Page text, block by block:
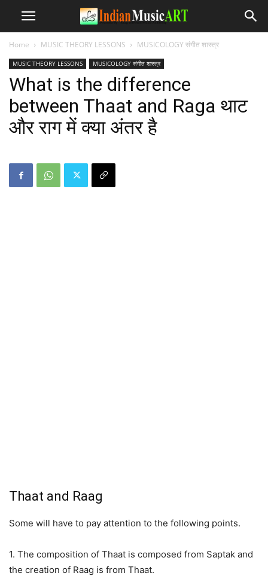
Home MUSIC THEORY LESSONS MUSICOLOGY संगीत शास्त्र
MUSIC THEORY LESSONS MUSICOLOGY संगीत शास्त्र
What is the difference
between Thaat and Raga थाट
और राग में क्या अंतर है
Thaat and Raag
Some will have to pay attention to the following points.
1. The composition of Thaat is composed from Saptak and
the creation of Raag is from Thaat.